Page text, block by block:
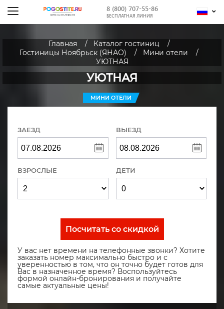
8 (800) 707-55-86
БЕСПЛАТНАЯ ЛИНИЯ
Главная
Каталог гостиниц
Гостиницы Ноябрьск (ЯНАО)
Мини отели
УЮТНАЯ
УЮТНАЯ
МИНИ ОТЕЛИ
ЗАЕЗД ВЫЕЗД
ВЗРОСЛЫЕ ДЕТИ
Посчитать со скидкой
У вас нет времени на телефонные звонки? Хотите
заказать номер максимально быстро и с
уверенностью в том, что он точно будет готов для
Вас в назначенное время? Воспользуйтесь
формой онлайн-бронирования и получайте
самые актуальные цены!